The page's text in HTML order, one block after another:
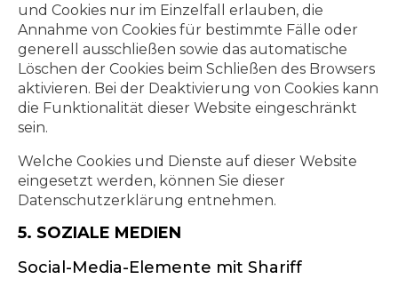
und Cookies nur im Einzelfall erlauben, die
Annahme von Cookies für bestimmte Fälle oder
generell ausschließen sowie das automatische
Löschen der Cookies beim Schließen des Browsers
aktivieren. Bei der Deaktivierung von Cookies kann
die Funktionalität dieser Website eingeschränkt
sein.
Welche Cookies und Dienste auf dieser Website
eingesetzt werden, können Sie dieser
Datenschutzerklärung entnehmen.
5. SOZIALE MEDIEN
Social-Media-Elemente mit Shariff